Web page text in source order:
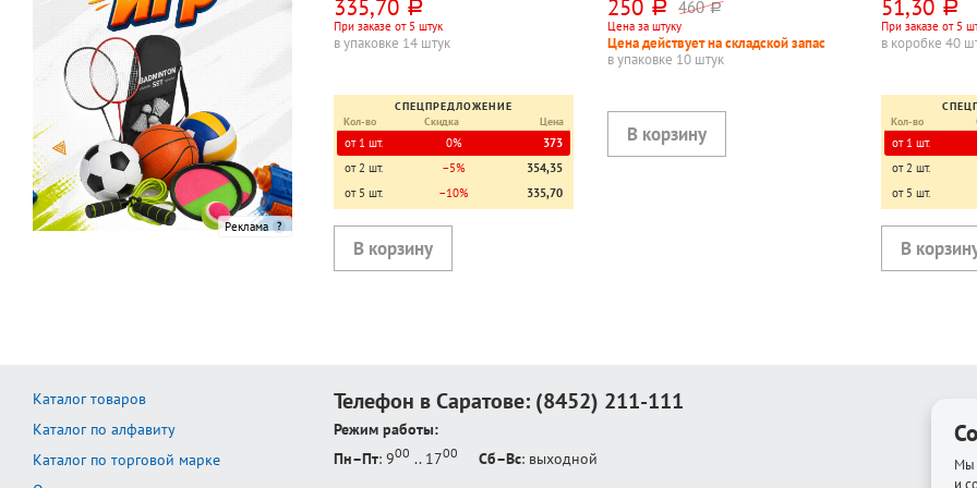
Реклама
твердая обл., бумага писчая, офсет
335,70 руб.
При заказе от 5 штук
в упаковке 14 штук
СПЕЦПРЕДЛОЖЕНИЕ
Кол-во
Скидка Цена
от 1 шт. 0%
373
от 2 шт.
−5%
354,35
от 5 шт.
−10% 335,70
обл., бумвинил+картон
250 руб. 460 руб.
Цена за штуку
Цена действует на складской запас
в упаковке 10 штук
кружке) (1-11
Издательство
обл., о
51,30 руб.
При заказе от 5
в коробке 40
Кол-во
от 1 шт.
от 2 шт.
от 5 шт.
Каталог товаров
Каталог по алфавиту
Каталог по торговой марке
Телефон в Саратове: (8452) 211-111
Режим работы:
Пн–Пт: 900 .. 1700 Сб–Вс: выходной
Мы
и